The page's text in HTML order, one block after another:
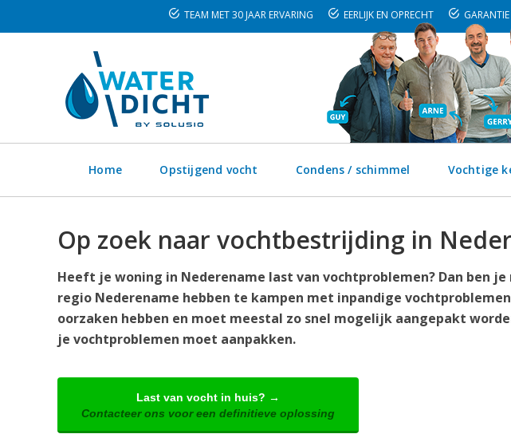
TEAM MET 30 JAAR ERVARING EERLIJK EN OPRECHT
Home Opstijgend vocht Condens / schimmel Vochtige
Op zoek naar vochtbestrijding in
Heeft je woning in Nederename last van vochtproblemen? Dan ben
regio Nederename hebben te kampen met inpandige
oorzaken hebben en moet meestal zo snel mogelijk aangepakt
je vochtproblemen moet aanpakken.
Last van vocht in huis? →
Contacteer ons voor een definitieve oplossing